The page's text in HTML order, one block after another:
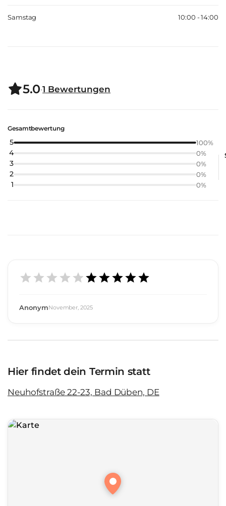
Samstag 10:00 - 14:00
5.0·1 Bewertungen
Gesamtbewertung
5 100%
4 0%
3 0%
2 0%
1 0%
AnonymNovember ,2025
Hier findet dein Termin statt
Neuhofstraße 22-23, Bad Düben, DE